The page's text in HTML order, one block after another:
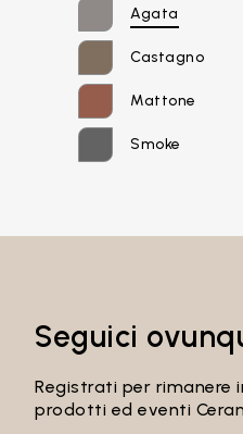
Agata
Castagno
Mattone
Smoke
Seguici
Registrati per rimanere
prodotti ed eventi